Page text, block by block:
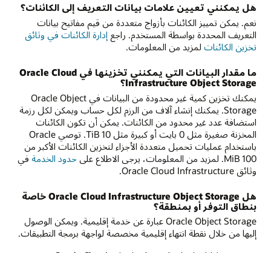
هل يمكنني تعيين علامات بيانات التعريف إلى الكائنات؟
نعم. يمكن تمييز الكائنات بأزواج متعددة من قيم مفاتيح بيانات
التعريف المحددة بواسطة المستخدم. راجع إدارة الكائنات في وثائق
تخزين الكائنات لمزيد من المعلومات.
ما مقدار البيانات التي يمكنني تخزينها في Oracle Cloud
Infrastructure Object Storage؟
يمكنك تخزين كمية غير محدودة من البيانات في Oracle Object
Storage. يمكنك إنشاء آلاف من الرزم لكل حساب ويمكن لكل رزمة
استضافة عدد غير محدود من الكائنات. يمكن أن تكون الكائنات
المخزنة صغيرة مثل 0 بايت أو كبيرة مثل 10 TiB. توصي Oracle
باستخدام عمليات تحميل متعددة الأجزاء لتخزين الكائنات الأكبر من
100 MiB. لمزيد من المعلومات، يرجى الاطلاع على
حدود الخدمة في
وثائق Oracle Cloud Infrastructure.
هل Oracle Cloud Infrastructure Object Storage خاصة
بنطاق التوفر أو بمنطقة؟
Oracle Object Storage عبارة عن خدمة إقليمية. ويمكن الوصول
إليها من خلال نقطة انتهاء إقليمية مخصصة لواجهة برمجة التطبيقات.